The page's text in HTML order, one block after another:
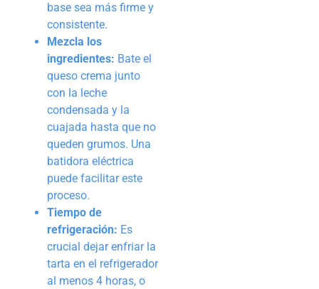
base sea más firme y
consistente.
Mezcla los
ingredientes: Bate el
queso crema junto
con la leche
condensada y la
cuajada hasta que no
queden grumos. Una
batidora eléctrica
puede facilitar este
proceso.
Tiempo de
refrigeración: Es
crucial dejar enfriar la
tarta en el refrigerador
al menos 4 horas, o